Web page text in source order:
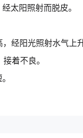
太阳照射而脱皮。
经阳光照射水气上
着不良。